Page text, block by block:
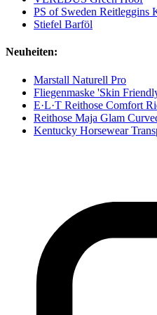
PS of Sweden Reitleggins
Stiefel Barföl
Neuheiten:
Marstall Naturell Pro
Fliegenmaske 'Skin
E·L·T Reithose Comfort
Reithose Maja Glam
Kentucky Horsewear